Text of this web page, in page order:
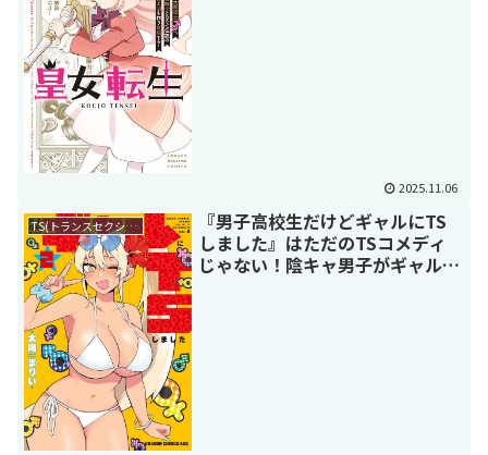
2025.11.06
TS(トランスセクシュアル)
『男子高校生だけどギャルにTS
しました』はただのTSコメディ
じゃない！陰キャ男子がギャル女